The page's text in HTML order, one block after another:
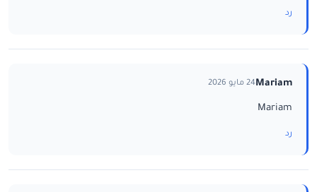
رد
Mariam24 مايو 2026
Mariam
رد